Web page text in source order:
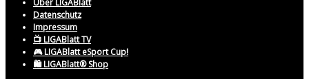
Über LIGABlatt
Datenschutz
Impressum
📺 LIGABlatt TV
🎮 LIGABlatt eSport Cup!
🛍️ LIGABlatt® Shop